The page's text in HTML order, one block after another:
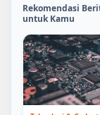
Rekomendasi
untuk Kamu